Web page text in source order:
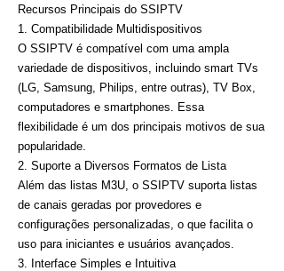
Recursos Principais do SSIPTV
1. Compatibilidade Multidispositivos
O SSIPTV é compatível com uma ampla
variedade de dispositivos, incluindo smart TVs
(LG, Samsung, Philips, entre outras), TV Box,
computadores e smartphones. Essa
flexibilidade é um dos principais motivos de sua
popularidade.
2. Suporte a Diversos Formatos de Lista
Além das listas M3U, o SSIPTV suporta listas
de canais geradas por provedores e
configurações personalizadas, o que facilita o
uso para iniciantes e usuários avançados.
3. Interface Simples e Intuitiva